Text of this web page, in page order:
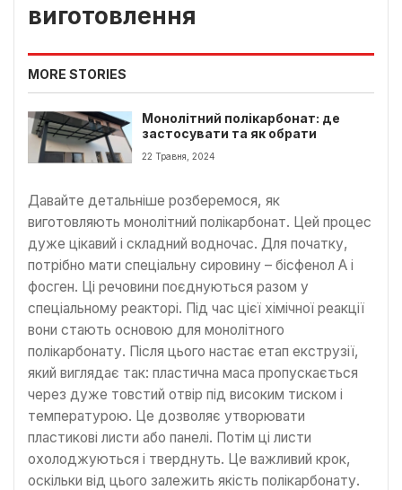
виготовлення
MORE STORIES
Монолітний полікарбонат: де
застосувати та як обрати
22 Травня, 2024
Давайте детальніше розберемося, як
виготовляють монолітний полікарбонат. Цей процес
дуже цікавий і складний водночас. Для початку,
потрібно мати спеціальну сировину – бісфенол A і
фосген. Ці речовини поєднуються разом у
спеціальному реакторі. Під час цієї хімічної реакції
вони стають основою для монолітного
полікарбонату. Після цього настає етап екструзії,
який виглядає так: пластична маса пропускається
через дуже товстий отвір під високим тиском і
температурою. Це дозволяє утворювати
пластикові листи або панелі. Потім ці листи
охолоджуються і тверднуть. Це важливий крок,
оскільки від цього залежить якість полікарбонату.